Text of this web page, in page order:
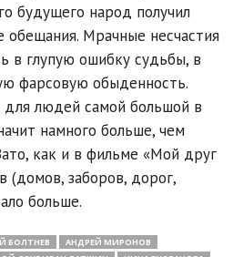
будущего народ получил
обещания. Мрачные несчастия
в глупую ошибку судьбы, в
фарсовую обыденность.
для людей самой большой в
намного больше, чем
как и в фильме «Мой друг
(домов, заборов, дорог,
больше.
БОЛТНЕВ
АНДРЕЙ МИРОНОВ